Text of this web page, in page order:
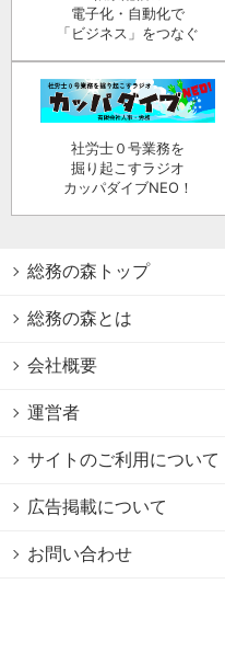
電子化・自動化で
「ビジネス」をつなぐ
社労士０号業務を
掘り起こすラジオ
カッパダイブNEO！
総務の森トップ
総務の森とは
会社概要
運営者
サイトのご利用について
広告掲載について
お問い合わせ